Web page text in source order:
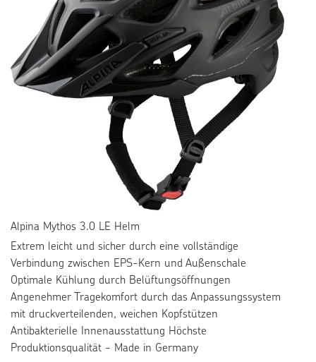
Alpina Mythos 3.0 LE Helm
Extrem leicht und sicher durch eine vollständige
Verbindung zwischen EPS-Kern und Außenschale
Optimale Kühlung durch Belüftungsöffnungen
Angenehmer Tragekomfort durch das Anpassungssystem
mit druckverteilenden, weichen Kopfstützen
Antibakterielle Innenausstattung Höchste
Produktionsqualität - Made in Germany